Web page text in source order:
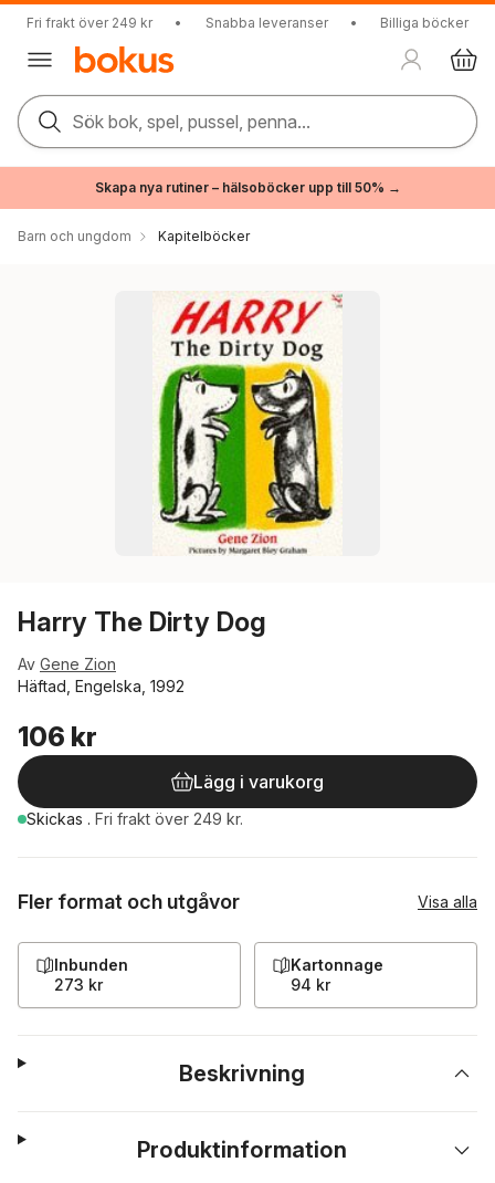
Fri frakt över 249 kr • Snabba leveranser • Billiga böcker
Sök bok, spel, pussel, penna...
Skapa nya rutiner – hälsoböcker upp till 50% →
Barn och ungdom Kapitelböcker
Harry The Dirty Dog
Av Gene Zion
Häftad, Engelska, 1992
106 kr
Lägg i varukorg
Skickas . Fri frakt över 249 kr.
Fler format och utgåvor Visa alla
Inbunden
273 kr
Kartonnage
94 kr
Beskrivning
Produktinformation